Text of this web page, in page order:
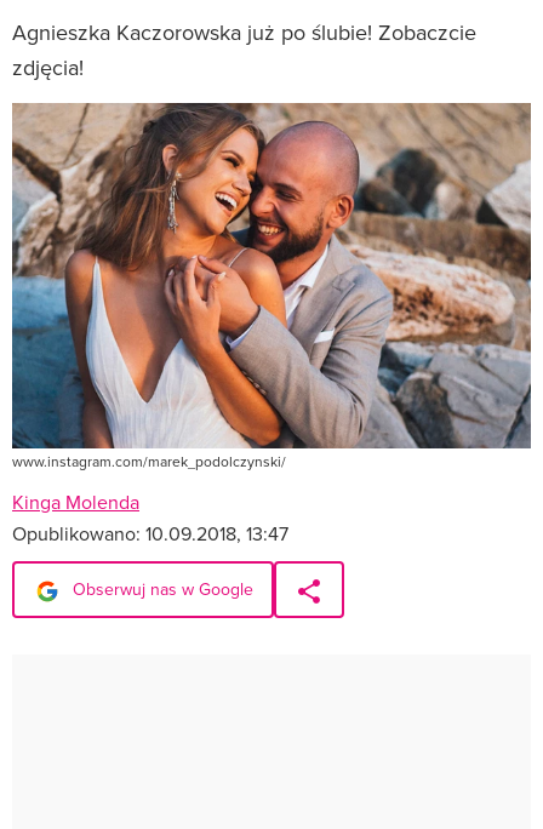
Agnieszka Kaczorowska już po ślubie! Zobaczcie
zdjęcia!
www.instagram.com/marek_podolczynski/
Kinga Molenda
Opublikowano: 10.09.2018, 13:47
Obserwuj nas w Google